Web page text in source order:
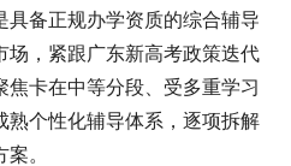
具备正规办学资质的综合辅导
场，紧跟广东新高考政策迭代
卡在中等分段、受多重学习
熟个性化辅导体系，逐项拆解
。